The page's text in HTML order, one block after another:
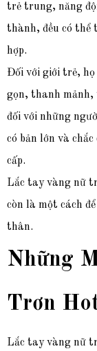
trẻ trung, năng
thành, đều có thể
hợp.
Đối với giới trẻ, họ
gọn, thanh mảnh,
đối với những
có bản lớn và
cấp.
Lắc tay vàng nữ
còn là một cách
thân.
Những
Trơn
Lắc tay vàng nữ